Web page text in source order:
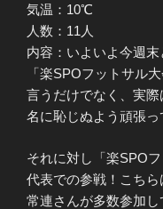
気温：10℃
人数：11人
内容：いよいよ今週
「楽SPOフットサル
言うだけでなく、実
名に恥じぬよう頑張っ
それに対し「楽SPO
代表での参戦！こちら
常連さんが多数参加